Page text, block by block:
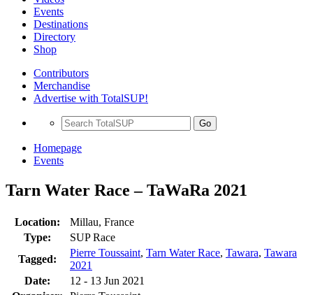
Events
Destinations
Directory
Shop
Contributors
Merchandise
Advertise with TotalSUP!
Go
Homepage
Events
Tarn Water Race – TaWaRa 2021
Location:
Millau, France
Type:
SUP Race
Tagged:
Pierre Toussaint, Tarn Water Race, Tawara, Tawara
2021
Date:
12 - 13 Jun 2021